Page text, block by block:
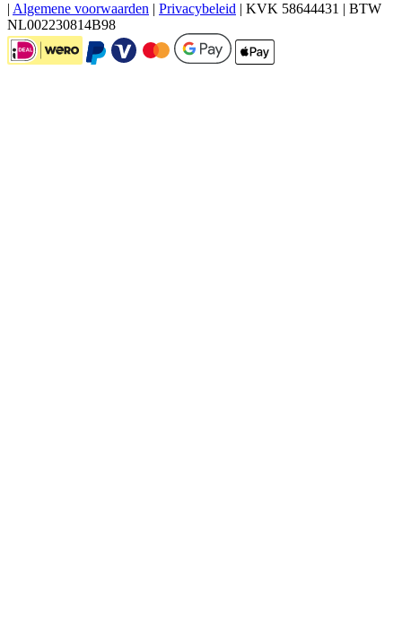
| Algemene voorwaarden | Privacybeleid | KVK 58644431 | BTW
NL002230814B98